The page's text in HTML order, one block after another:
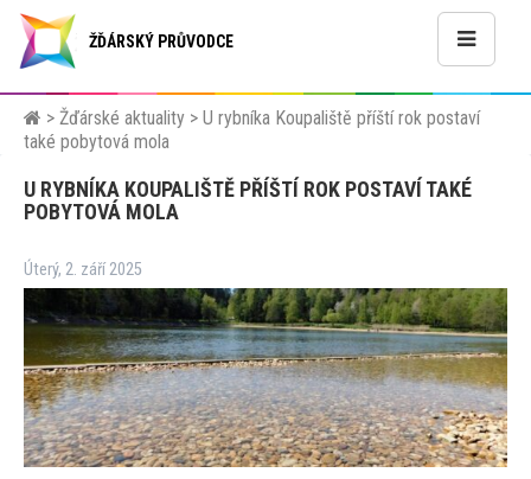
ŽĎÁRSKÝ PRŮVODCE
> Žďárské aktuality > U rybníka Koupaliště příští rok postaví
také pobytová mola
U RYBNÍKA KOUPALIŠTĚ PŘÍŠTÍ ROK POSTAVÍ TAKÉ
POBYTOVÁ MOLA
Úterý, 2. září 2025